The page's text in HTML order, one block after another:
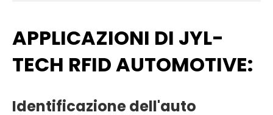
APPLICAZIONI DI JYL-
TECH RFID AUTOMOTIVE:
Identificazione dell'auto